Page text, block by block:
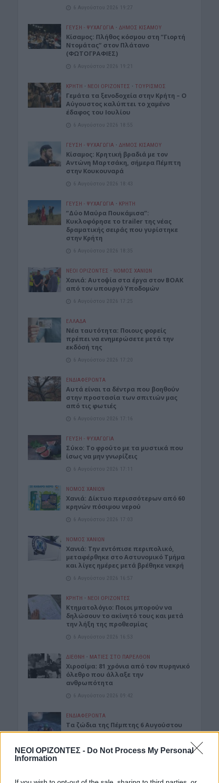
ΝΕΟΙ ΟΡΙΖΟΝΤΕΣ - Do Not Process My Personal
Information
6 Αυγούστου 2026 19:27
ΓΕΎΣΗ - ΨΥΧΑΓΩΓΊΑ • ΔΉΜΟΣ ΚΙΣΆΜΟΥ
Κίσαμος: Πλήθος κόσμου στη “Γιορτή
Ντομάτας” στον Πλάτανο
(ΦΩΤΟΓΡΑΦΙΕΣ)
6 Αυγούστου 2026 19:21
ΚΡΗΤΗ • ΝΕΟΙ ΟΡΙΖΟΝΤΕΣ • ΤΟΥΡΙΣΜΟΣ
Γεμάτα τα ξενοδοχεία στην Κρήτη – Ο
Αύγουστος καλύπτει το χαμένο
έδαφος του Ιουλίου
6 Αυγούστου 2026 18:55
ΓΕΎΣΗ - ΨΥΧΑΓΩΓΊΑ • ΔΉΜΟΣ ΚΙΣΆΜΟΥ
Kίσαμος: Κρητική βραδιά με τον
Αντώνη Μαρτσάκη, σήμερα Πέμπτη
στην Κουκουναρά
6 Αυγούστου 2026 18:43
ΓΕΎΣΗ - ΨΥΧΑΓΩΓΊΑ • ΚΡΗΤΗ
“Δύο Μαύρα Πουκάμισα”:
Κυκλοφόρησε το trailer της νέας
δραματικής σειράς που γυρίστηκε
στην Κρήτη
6 Αυγούστου 2026 18:35
ΝΕΟΙ ΟΡΙΖΟΝΤΕΣ • ΝΟΜΌΣ ΧΑΝΊΩΝ
Χανιά: Αυτοψία στα έργα στον ΒΟΑΚ
από τον υπουργό Υποδομών
6 Αυγούστου 2026 17:25
ΕΛΛΑΔΑ
Νέα ταυτότητα: Ποιους φορείς
πρέπει να ενημερώσετε μετά την
εκδόσή της
6 Αυγούστου 2026 17:20
ΕΝΔΙΑΦΕΡΟΝΤΑ
Αυτά είναι τα δέντρα που βοηθούν
στην προστασία των σπιτιών μας
από τις φωτιές
6 Αυγούστου 2026 17:16
ΓΕΎΣΗ - ΨΥΧΑΓΩΓΊΑ
Σύκο: Το φρούτο με τα μυστικά που
ίσως να μην γνωρίζεις
6 Αυγούστου 2026 17:11
ΝΟΜΌΣ ΧΑΝΊΩΝ
Xανιά: Δίκτυο περισσότερων από 60
κρηνών πόσιμου νερού
6 Αυγούστου 2026 17:03
ΝΟΜΌΣ ΧΑΝΊΩΝ
Χανιά: Την εντόπισε περιπολικό,
μεταφέρθηκε στο Αστυνομικό Τμήμα
και λίγες ημέρες μετά βρέθηκε νεκρή
6 Αυγούστου 2026 16:57
ΚΡΗΤΗ • ΝΕΟΙ ΟΡΙΖΟΝΤΕΣ
Κτηματολόγιο: Ποιοι μπορούν να
δηλώσουν το ακίνητό τους και μετά
την λήξη της προθεσμίας
6 Αυγούστου 2026 16:53
ΔΙΕΘΝΗ • ΜΑΤΙΕΣ ΣΤΟ ΠΑΡΕΛΘΟΝ
Χιροσίμα: 81 χρόνια από τον πυρηνικό
όλεθρο που άλλαξε την
ανθρωπότητα
6 Αυγούστου 2026 09:42
ΕΝΔΙΑΦΕΡΟΝΤΑ
Tα ζώδια της Πέμπτης 6 Αυγούστου
Δημοφιλή αυτή την εβδομάδα